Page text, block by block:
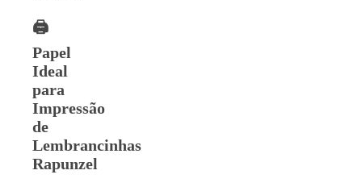
🖨️
Papel
Ideal
para
Impressão
de
Lembrancinhas
Rapunzel